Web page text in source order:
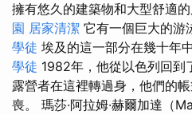
擁有悠久的建築物和大型舒適的
園 居家清潔 它有一個巨大的游
學徒 埃及的這一部分在幾十年
學徒 1982年，他從以色列回到
露營者在這裡轉過身，他們的
喪。 瑪莎·阿拉姆·赫爾加達（